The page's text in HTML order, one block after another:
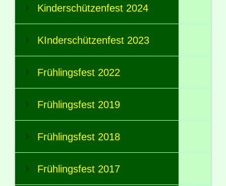
Kinderschützenfest 2024
KInderschützenfest 2023
Frühlingsfest 2022
Frühlingsfest 2019
Frühlingsfest 2018
Frühlingsfest 2017